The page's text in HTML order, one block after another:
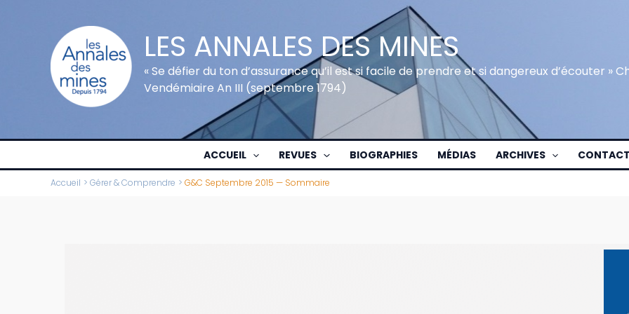
LES ANNALES DES MINES
« Se défier du ton d’assurance qu’il est si facile de prendre et si dangereux d’écouter »
Vendémiaire An III (septembre 1794)
ACCUEIL REVUES BIOGRAPHIES MÉDIAS ARCHIVES CONTACT
Accueil Gérer & Comprendre G&C Septembre 2015 — Sommaire